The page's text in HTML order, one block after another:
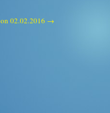
02.02.2016 →